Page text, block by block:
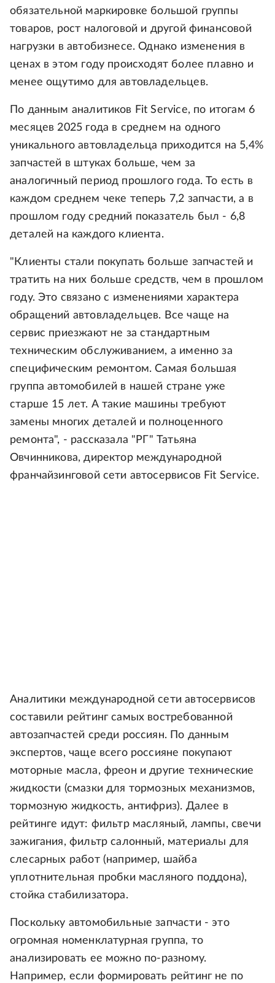
обязательной маркировке большой группы
товаров, рост налоговой и другой финансовой
нагрузки в автобизнесе. Однако изменения в
ценах в этом году происходят более плавно и
менее ощутимо для автовладельцев.
По данным аналитиков Fit Service, по итогам 6
месяцев 2025 года в среднем на одного
уникального автовладельца приходится на 5,4%
запчастей в штуках больше, чем за
аналогичный период прошлого года. То есть в
каждом среднем чеке теперь 7,2 запчасти, а в
прошлом году средний показатель был - 6,8
деталей на каждого клиента.
"Клиенты стали покупать больше запчастей и
тратить на них больше средств, чем в прошлом
году. Это связано с изменениями характера
обращений автовладельцев. Все чаще на
сервис приезжают не за стандартным
техническим обслуживанием, а именно за
специфическим ремонтом. Самая большая
группа автомобилей в нашей стране уже
старше 15 лет. А такие машины требуют
замены многих деталей и полноценного
ремонта", - рассказала "РГ" Татьяна
Овчинникова, директор международной
франчайзинговой сети автосервисов Fit Service.
Аналитики международной сети автосервисов
составили рейтинг самых востребованной
автозапчастей среди россиян. По данным
экспертов, чаще всего россияне покупают
моторные масла, фреон и другие технические
жидкости (смазки для тормозных механизмов,
тормозную жидкость, антифриз). Далее в
рейтинге идут: фильтр масляный, лампы, свечи
зажигания, фильтр салонный, материалы для
слесарных работ (например, шайба
уплотнительная пробки масляного поддона),
стойка стабилизатора.
Поскольку автомобильные запчасти - это
огромная номенклатурная группа, то
анализировать ее можно по-разному.
Например, если формировать рейтинг не по